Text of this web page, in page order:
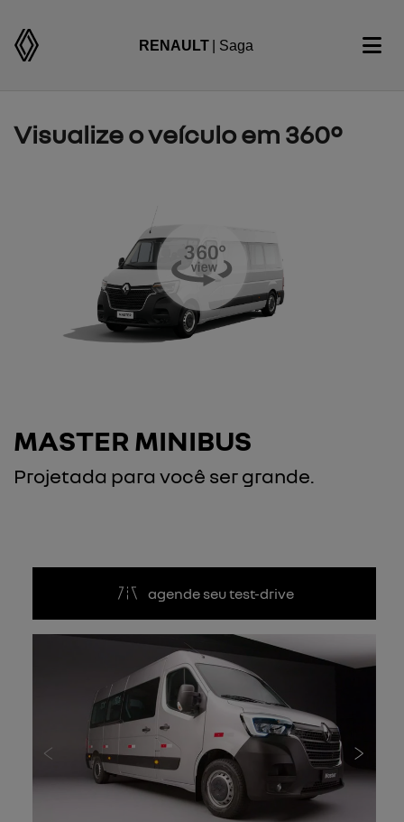
RENAULT | Saga
Visualize o veículo em 360°
MASTER MINIBUS
Projetada para você ser grande.
agende seu test-drive
Anterior